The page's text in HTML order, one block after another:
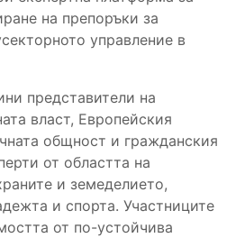
на препоръки за
управление в
представители на
власт, Европейския
общност и гражданския
от областта на
и земеделието,
и спорта. Участниците
от по-устойчива